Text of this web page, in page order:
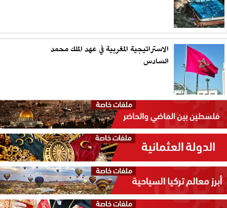
الاستراتيجية المغربية في عهد الملك محمد
السادس